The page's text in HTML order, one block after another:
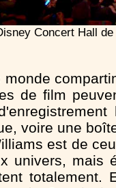
Concert Hall
monde
de film
voire une
est de
univers, mais
totalement.